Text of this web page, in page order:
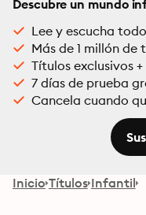
Descubre un mundo
Lee y escucha
Más de 1 millón de
Títulos exclusivos
7 días de prueba
Cancela cuando
Inicio Títulos Infantil